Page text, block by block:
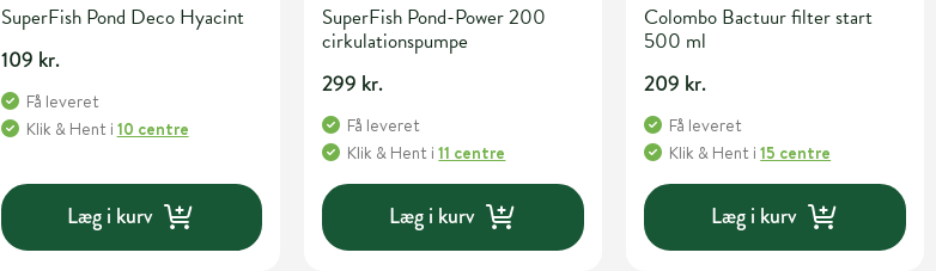
SuperFish Pond Deco Hyacint
109 kr.
Få leveret
Klik & Hent i 10 centre
Læg i kurv
SuperFish Pond-Power 200
cirkulationspumpe
299 kr.
Få leveret
Klik & Hent i11 centre
Læg i kurv
Colombo Bactuur filter start
500 ml
209 kr.
Få leveret
Klik & Hent i15 centre
Læg i kurv